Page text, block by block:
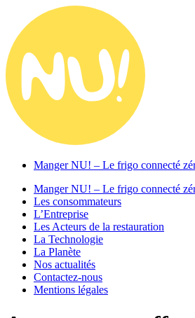
Manger NU! – Le frigo connecté
Manger NU! – Le frigo connecté
Les consommateurs
L’Entreprise
Les Acteurs de la restauration
La Technologie
La Planète
Nos actualités
Contactez-nous
Mentions légales